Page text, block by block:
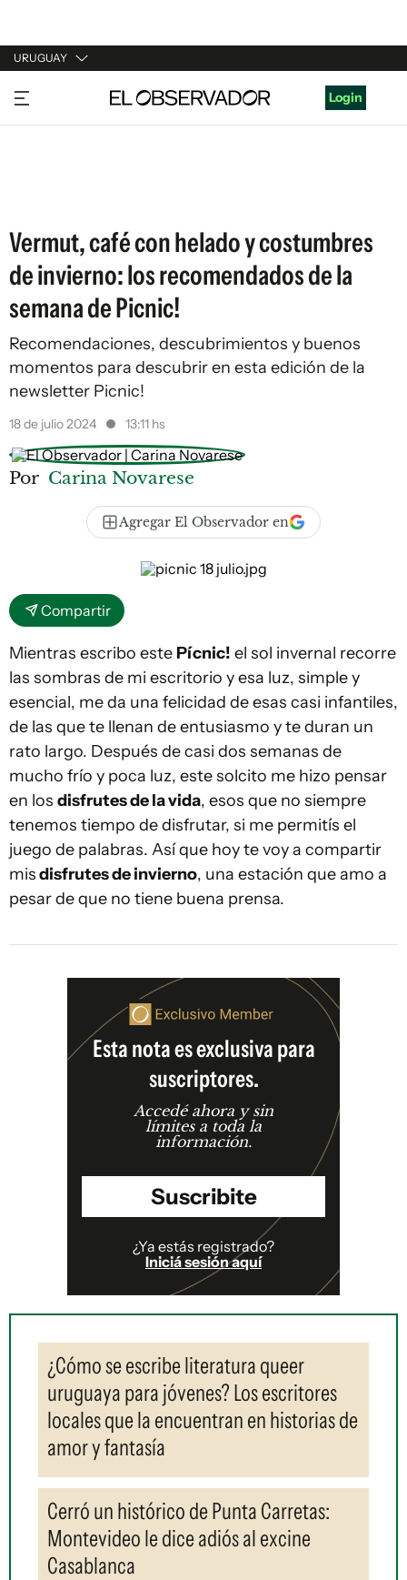
URUGUAY
URUGUAY
ARGENTINA
Login
Vermut, café con helado y costumbres
de invierno: los recomendados de la
semana de Picnic!
Recomendaciones, descubrimientos y buenos
momentos para descubrir en esta edición de la
newsletter Picnic!
18 de julio 2024 13:11 hs
Por Carina Novarese
Agregar El Observador en
Compartir
Mientras escribo este Pícnic! el sol invernal recorre
las sombras de mi escritorio y esa luz, simple y
esencial, me da una felicidad de esas casi infantiles,
de las que te llenan de entusiasmo y te duran un
rato largo. Después de casi dos semanas de
mucho frío y poca luz, este solcito me hizo pensar
en los disfrutes de la vida, esos que no siempre
tenemos tiempo de disfrutar, si me permitís el
juego de palabras. Así que hoy te voy a compartir
misdisfrutes de invierno, una estación que amo a
pesar de que no tiene buena prensa.
Esta nota es exclusiva para
suscriptores.
Accedé ahora y sin
límites a toda la
información.
Suscribite
¿Ya estás registrado?
Iniciá sesión aquí
¿Cómo se escribe literatura queer
uruguaya para jóvenes? Los escritores
locales que la encuentran en historias de
amor y fantasía
Cerró un histórico de Punta Carretas:
Montevideo le dice adiós al excine
Casablanca